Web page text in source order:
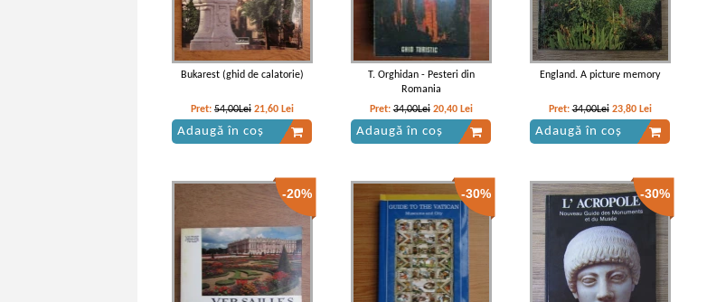
Bukarest (ghid de calatorie)
Pret: 54,00Lei 21,60 Lei
Adaugă în coș
T. Orghidan - Pesteri din
Romania
Pret:34,00Lei 20,40 Lei
Adaugă în coș
England. A picture memory
Pret:34,00Lei 23,80 Lei
Adaugă în coș
-20% -30% -30%